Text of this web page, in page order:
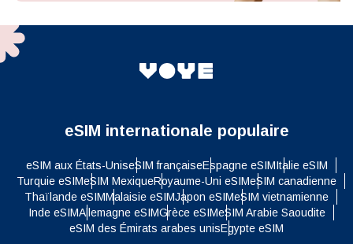
eSIM internationale populaire
eSIM aux États-UniseSIM françaiseEspagne eSIMItalie eSIM
Turquie eSIMeSIM MexiqueRoyaume-Uni eSIMeSIM canadienne
Thaïlande eSIMMalaisie eSIMJapon eSIMeSIM vietnamienne
Inde eSIMAllemagne eSIMGrèce eSIMeSIM Arabie Saoudite
eSIM des Émirats arabes unisEgypte eSIM